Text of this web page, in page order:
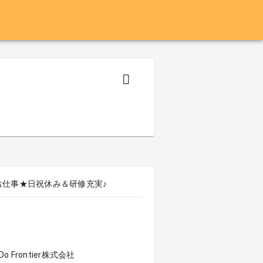
事★日祝休み＆研修充実♪
Frontier株式会社